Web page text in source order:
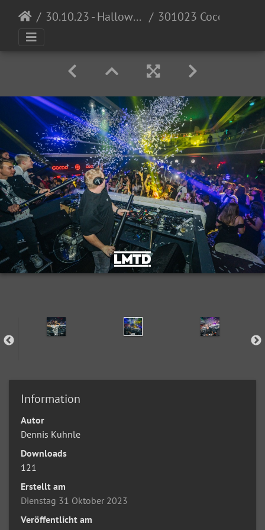
30.10.23 - Halloween Invasion @ Cocomo
Information
Autor
Dennis Kuhnle
Downloads
121
Erstellt am
Dienstag 31 Oktober 2023
Veröffentlicht am